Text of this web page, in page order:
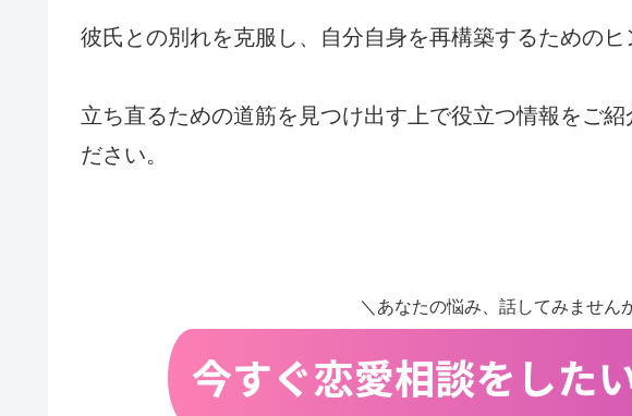
彼氏との別れを克服し、自分自身を再構築するためのヒ
立ち直るための道筋を見つけ出す上で役立つ情報をご
ださい。
＼あなたの悩み、話してみません